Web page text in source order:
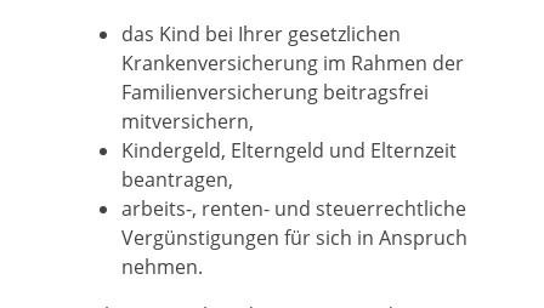
das Kind bei Ihrer gesetzlichen
Krankenversicherung im Rahmen der
Familienversicherung beitragsfrei
mitversichern,
Kindergeld, Elterngeld und Elternzeit
beantragen,
arbeits-, renten- und steuerrechtliche
Vergünstigungen für sich in Anspruch
nehmen.